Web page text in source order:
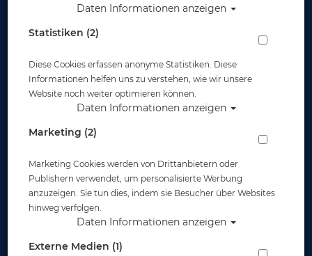
Schlauchknickschutz - Paar - schwarz
Daten Informationen anzeigen
Statistiken (2)
Diese Cookies erfassen anonyme Statistiken. Diese
Informationen helfen uns zu verstehen, wie wir unsere
Website noch weiter optimieren können.
Daten Informationen anzeigen
Marketing (2)
Marketing Cookies werden von Drittanbietern oder
Publishern verwendet, um personalisierte Werbung
anzuzeigen. Sie tun dies, indem sie Besucher über Websites
hinweg verfolgen.
Daten Informationen anzeigen
Externe Medien (1)